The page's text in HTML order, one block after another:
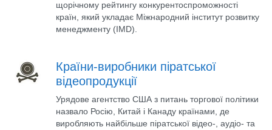
щорічному рейтингу конкурентоспроможності
країн, який укладає Міжнародний інститут розвитку
менеджменту (IMD).
Країни-виробники піратської
відеопродукції
Урядове агентство США з питань торгової політики
назвало Росію, Китай і Канаду країнами, де
виробляють найбільше піратської відео-, аудіо- та